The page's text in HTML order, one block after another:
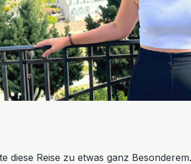
diese Reise zu etwas ganz Besonderem.